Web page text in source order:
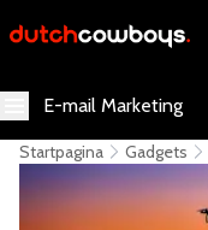
E-mail Marketing
Startpagina Gadgets